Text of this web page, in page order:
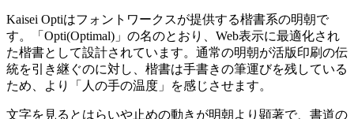
Kaisei Optiはフォントワークスが提供する楷書系の明朝で
す。「Opti(Optimal)」の名のとおり、Web表示に最適化され
た楷書として設計されています。通常の明朝が活版印刷の伝
統を引き継ぐのに対し、楷書は手書きの筆運びを残している
ため、より「人の手の温度」を感じさせます。
文字を見るとはらいや止めの動きが明朝より顕著で、書道の